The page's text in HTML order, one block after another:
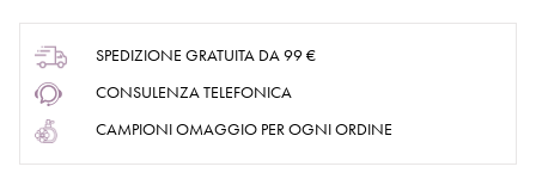
SPEDIZIONE GRATUITA DA 99 €
CONSULENZA TELEFONICA
CAMPIONI OMAGGIO PER OGNI ORDINE